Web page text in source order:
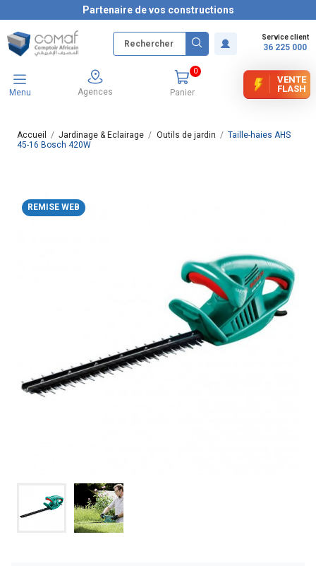
Partenaire de vos constructions
Service client
36 225 000
Menu Agences Panier
0
VENTE
FLASH
Accueil Jardinage & Eclairage Outils de jardin
Taille-haies AHS
45-16 Bosch 420W
REMISE WEB